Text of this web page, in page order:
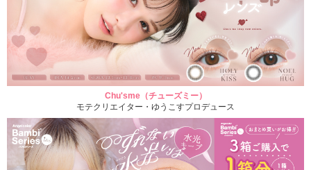
Chu'sme（チューズミー）
モテクリエイター・ゆうこすプロデュース